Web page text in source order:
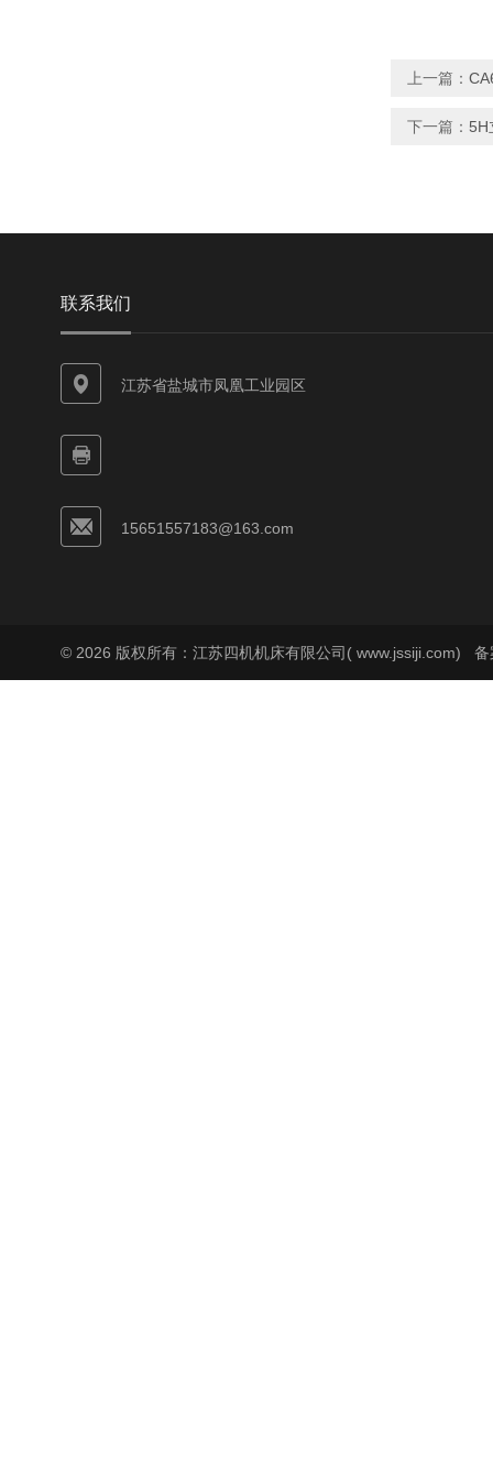
上一篇：
下一篇： 5H
联系我们
江苏省盐城市凤凰工业园区
15651557183@163.com
© 2026 版权所有：江苏四机机床有限公司( www.jssiji.com) 备